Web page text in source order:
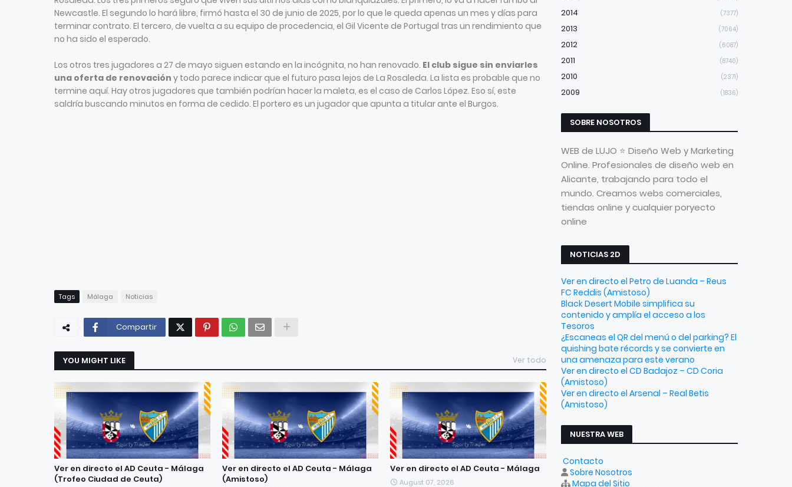
Newcastle. El segundo lo hará libre, firmó hasta el 30 de junio de 2025, por lo que le queda apenas un mes y días para
terminar contrato. El tercero, de vuelta a su equipo de procedencia, el Gil Vicente de Portugal tras un rendimiento que
no ha sido el esperado.
Los otros tres jugadores a 27 de mayo siguen estando en la incógnita, no han renovado. El club sigue sin enviarles
una oferta de renovación y todo parece indicar que el futuro pasa lejos de La Rosaleda. La lista es probable que no
termine aquí. Hay otros jugadores que también podrían hacer la maleta, es el caso de Carlos López. Eso sí, este
saldría buscando minutos en forma de cedido. El portero es un jugador que apunta a titular ante el Burgos.
Tags Málaga Noticias
Compartir
YOU MIGHT LIKE Ver todo
Ver en directo el AD Ceuta - Málaga
(Trofeo Ciudad de Ceuta)
Ver en directo el AD Ceuta - Málaga
(Amistoso)
Ver en directo el AD Ceuta - Málaga
August 07, 2026
2014 (7377)
2013 (7064)
2012 (6087)
2011 (8740)
2010 (2371)
2009 (1836)
SOBRE NOSOTROS
WEB de LUJO ⭐ Diseño Web y Marketing
Online. Profesionales de diseño web en
Alicante, trabajando para todo el
mundo. Creamos webs comerciales,
tiendas online y cualquier poryecto
online
NOTICIAS 2D
Ver en directo el Petro de Luanda – Reus
FC Reddis (Amistoso)
Black Desert Mobile simplifica su
contenido y amplía el acceso a los
Tesoros
¿Escaneas el QR del menú o del parking? El
quishing bate récords y se convierte en
una amenaza para este verano
Ver en directo el CD Badajoz – CD Coria
(Amistoso)
Ver en directo el Arsenal – Real Betis
(Amistoso)
NUESTRA WEB
Contacto
Sobre Nosotros
Mapa del Sitio